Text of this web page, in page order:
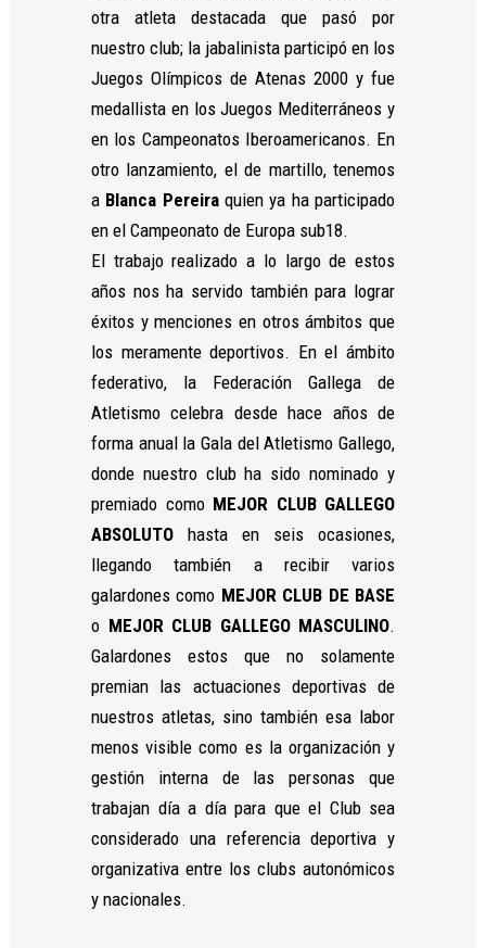
otra atleta destacada que pasó por
nuestro club; la jabalinista participó en los
Juegos Olímpicos de Atenas 2000 y fue
medallista en los Juegos Mediterráneos y
en los Campeonatos Iberoamericanos. En
otro lanzamiento, el de martillo, tenemos
a Blanca Pereiraquien ya ha participado
en el Campeonato de Europa sub18.
El trabajo realizado a lo largo de estos
años nos ha servido también para lograr
éxitos y menciones en otros ámbitos que
los meramente deportivos. En el ámbito
federativo, la Federación Gallega de
Atletismo celebra desde hace años de
forma anual la Gala del Atletismo Gallego,
donde nuestro club ha sido nominado y
premiado como MEJOR CLUB GALLEGO
ABSOLUTO hasta en seis ocasiones,
llegando también a recibir varios
galardones como MEJOR CLUB DE BASE
o MEJOR CLUB GALLEGO MASCULINO.
Galardones estos que no solamente
premian las actuaciones deportivas de
nuestros atletas, sino también esa labor
menos visible como es la organización y
gestión interna de las personas que
trabajan día a día para que el Club sea
considerado una referencia deportiva y
organizativa entre los clubs autonómicos
y nacionales.